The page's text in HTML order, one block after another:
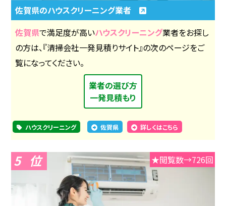
佐賀県のハウスクリーニング業者
佐賀県で満足度が高いハウスクリーニング業者をお探し
の方は、『清掃会社一発見積りサイト』の次のページをご
覧になってください。
業者の選び方
一発見積もり
ハウスクリーニング 佐賀県 詳しくはこちら
5 ★閲覧数→726回